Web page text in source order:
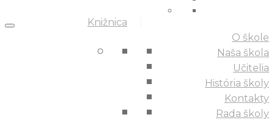
Knižnica
O škole
Naša škola
Učitelia
História školy
Kontakty
Rada školy